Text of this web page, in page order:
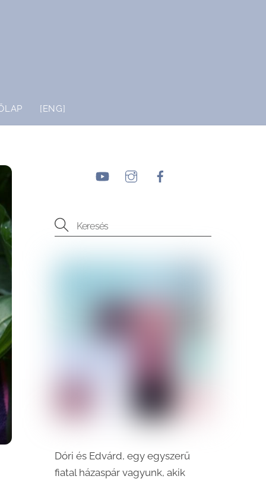
[ENG]
YouTubeInstagram
Dóri és Edvárd, egy egyszerű
fiatal házaspár vagyunk, akik